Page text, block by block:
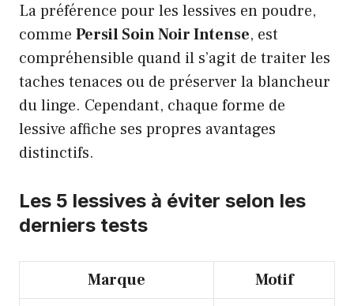
La préférence pour les lessives en poudre,
comme Persil Soin Noir Intense, est
compréhensible quand il s’agit de traiter les
taches tenaces ou de préserver la blancheur
du linge. Cependant, chaque forme de
lessive affiche ses propres avantages
distinctifs.
Les 5 lessives à éviter selon les
derniers tests
Marque
Motif